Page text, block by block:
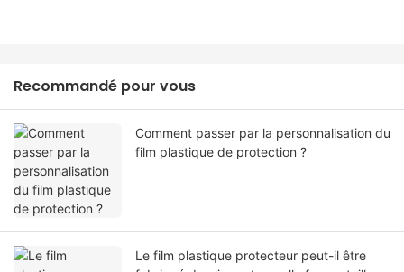
Recommandé pour vous
Comment passer par la personnalisation du
film plastique de protection ?
Le film plastique protecteur peut-il être